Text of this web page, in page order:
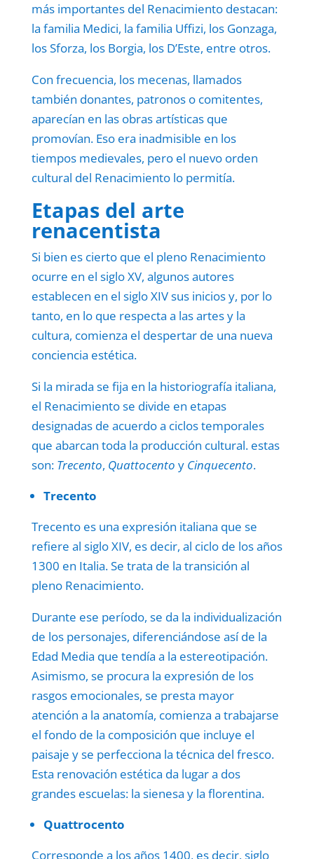
más importantes del Renacimiento destacan:
la familia Medici, la familia Uffizi, los Gonzaga,
los Sforza, los Borgia, los D’Este, entre otros.
Con frecuencia, los mecenas, llamados
también donantes, patronos o comitentes,
aparecían en las obras artísticas que
promovían. Eso era inadmisible en los
tiempos medievales, pero el nuevo orden
cultural del Renacimiento lo permitía.
Etapas del arte
renacentista
Si bien es cierto que el pleno Renacimiento
ocurre en el siglo XV, algunos autores
establecen en el siglo XIV sus inicios y, por lo
tanto, en lo que respecta a las artes y la
cultura, comienza el despertar de una nueva
conciencia estética.
Si la mirada se fija en la historiografía italiana,
el Renacimiento se divide en etapas
designadas de acuerdo a ciclos temporales
que abarcan toda la producción cultural. estas
son: Trecento, Quattocento y Cinquecento.
Trecento
Trecento es una expresión italiana que se
refiere al siglo XIV, es decir, al ciclo de los años
1300 en Italia. Se trata de la transición al
pleno Renacimiento.
Durante ese período, se da la individualización
de los personajes, diferenciándose así de la
Edad Media que tendía a la estereotipación.
Asimismo, se procura la expresión de los
rasgos emocionales, se presta mayor
atención a la anatomía, comienza a trabajarse
el fondo de la composición que incluye el
paisaje y se perfecciona la técnica del fresco.
Esta renovación estética da lugar a dos
grandes escuelas: la sienesa y la florentina.
Quattrocento
Corresponde a los años 1400, es decir, siglo